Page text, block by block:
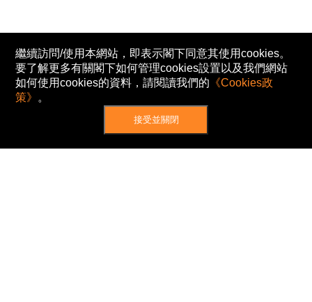
繼續訪問/使用本網站，即表示閣下同意其使用cookies。
要了解更多有關閣下如何管理cookies設置以及我們網站
如何使用cookies的資料，請閱讀我們的 《Cookies政
策》 。
接受並關閉